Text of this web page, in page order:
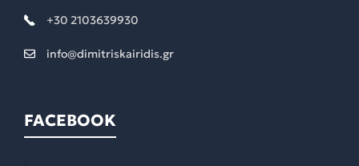
+30 2103639930
info@dimitriskairidis.gr
FACEBOOK